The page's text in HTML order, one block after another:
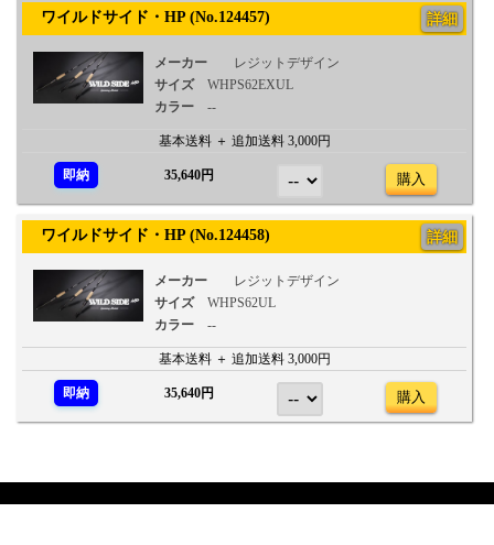
ワイルドサイド・HP (No.124457) 詳細
メーカー
レジットデザイン
サイズ
WHPS62EXUL
カラー
--
基本送料 ＋ 追加送料 3,000円
即納 35,640円 購入
ワイルドサイド・HP (No.124458) 詳細
メーカー
レジットデザイン
サイズ
WHPS62UL
カラー
--
基本送料 ＋ 追加送料 3,000円
即納 35,640円 購入